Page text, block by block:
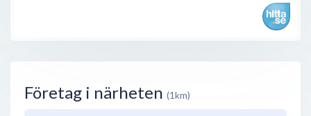
Företag i närheten (1km)